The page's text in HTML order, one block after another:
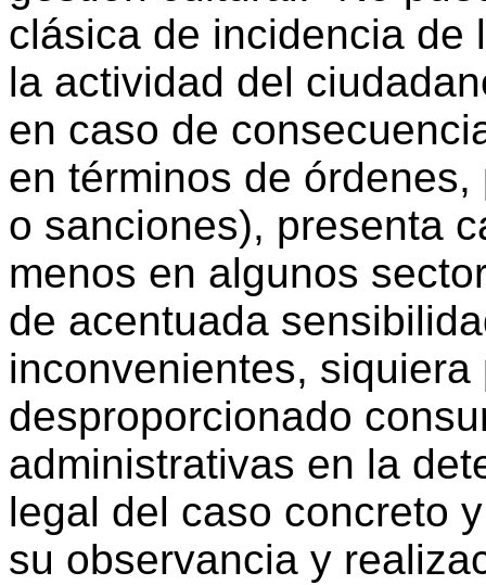
clásica de incidencia de
la actividad del
en caso de
en términos de
o sanciones), presenta
menos en algunos
de acentuada
inconvenientes,
desproporcionado
administrativas en la
legal del caso concreto
su observancia y